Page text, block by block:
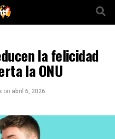
la felicidad
la ONU
on abril 6, 2026